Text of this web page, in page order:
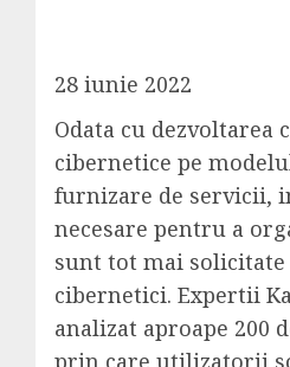
28 iunie 2022
Odata cu
cibernetice pe
furnizare de servicii,
necesare pentru a
sunt tot mai
cibernetici. Expertii
analizat aproape 200